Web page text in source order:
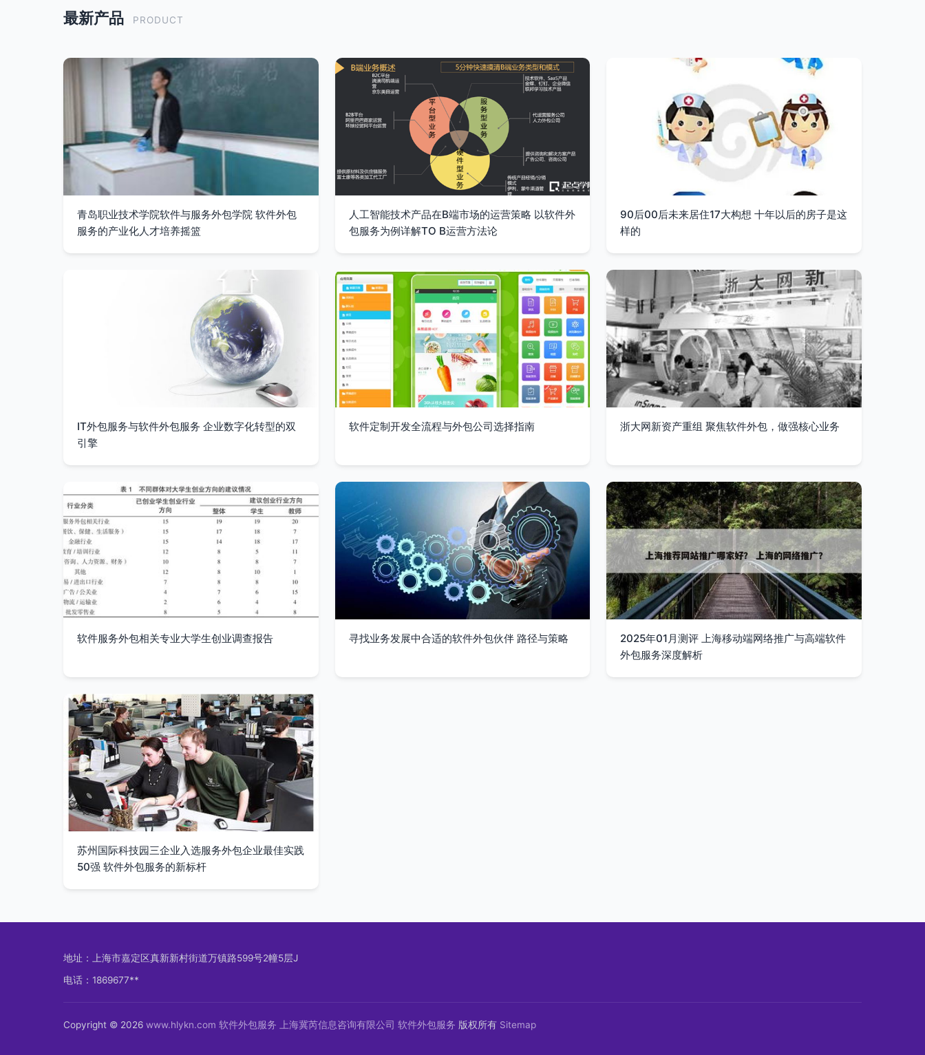
最新产品 PRODUCT
青岛职业技术学院软件与服务外包学院 软件外包
服务的产业化人才培养摇篮
人工智能技术产品在B端市场的运营策略 以软件外
包服务为例详解TO B运营方法论
90后00后未来居住17大构想 十年以后的房子是这
样的
IT外包服务与软件外包服务 企业数字化转型的双
引擎
软件定制开发全流程与外包公司选择指南 浙大网新资产重组 聚焦软件外包，做强核心业务
软件服务外包相关专业大学生创业调查报告 寻找业务发展中合适的软件外包伙伴 路径与策略
2025年01月测评 上海移动端网络推广与高端软件
外包服务深度解析
苏州国际科技园三企业入选服务外包企业最佳实践
50强 软件外包服务的新标杆
地址：上海市嘉定区真新新村街道万镇路599号2幢5层J
电话：1869677**
Copyright © 2026 www.hlykn.com 软件外包服务 上海冀芮信息咨询有限公司 软件外包服务 版权所有 Sitemap